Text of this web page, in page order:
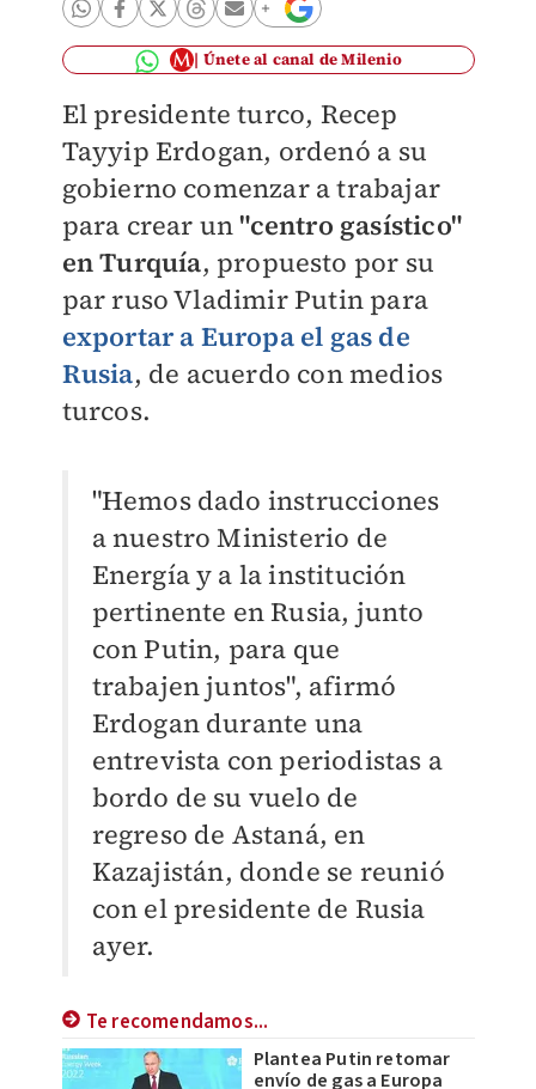
Únete al canal de Milenio
El presidente turco, Recep
Tayyip Erdogan, ordenó a su
gobierno comenzar a trabajar
para crear un"centro gasístico"
en Turquía, propuesto por su
par ruso Vladimir Putin para
exportar a Europa el gas de
Rusia, de acuerdo con medios
turcos.
"Hemos dado instrucciones
a nuestro Ministerio de
Energía y a la institución
pertinente en Rusia, junto
con Putin, para que
trabajen juntos", afirmó
Erdogan durante una
entrevista con periodistas a
bordo de su vuelo de
regreso de Astaná, en
Kazajistán, donde se reunió
con el presidente de Rusia
ayer.
Te recomendamos...
Plantea Putin retomar
envío de gas a Europa